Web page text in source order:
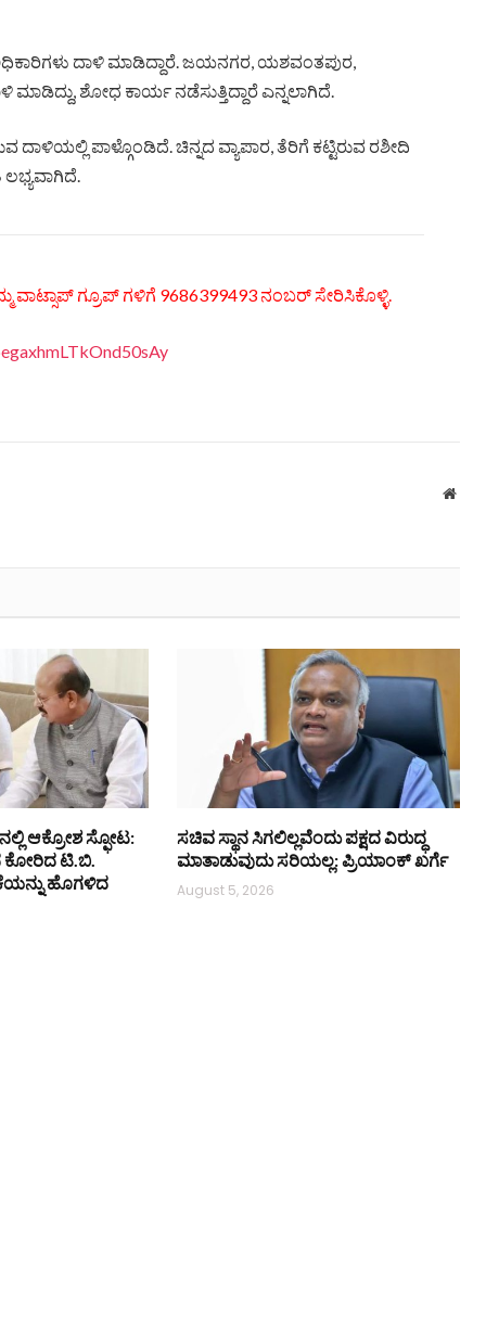
ದಾಳಿ ಮಾಡಿದ್ದಾರೆ. ಜಯನಗರ, ಯಶವಂತಪುರ,
ಶೋಧ ಕಾರ್ಯ ನಡೆಸುತ್ತಿದ್ದಾರೆ ಎನ್ನಲಾಗಿದೆ.
ದಾಳಿಯಲ್ಲಿ ಪಾಳ್ಗೊಂಡಿದೆ. ಚಿನ್ನದ ವ್ಯಾಪಾರ, ತೆರಿಗೆ ಕಟ್ಟಿರುವ ರಶೀದಿ
ವಾಟ್ಸಾಪ್ ಗ್ರೂಪ್ ಗಳಿಗೆ 9686399493 ನಂಬರ್ ಸೇರಿಸಿಕೊಳ್ಳಿ.
ಆಕ್ರೋಶ ಸ್ಫೋಟ:
ಕೋರಿದ ಟಿ.ಬಿ.
ಹೊಗಳಿದ
ಸಚಿವ ಸ್ಥಾನ ಸಿಗಲಿಲ್ಲವೆಂದು ಪಕ್ಷದ ವಿರುದ್ಧ
ಮಾತಾಡುವುದು ಸರಿಯಲ್ಲ: ಪ್ರಿಯಾಂಕ್ ಖರ್ಗೆ
August 5, 2026